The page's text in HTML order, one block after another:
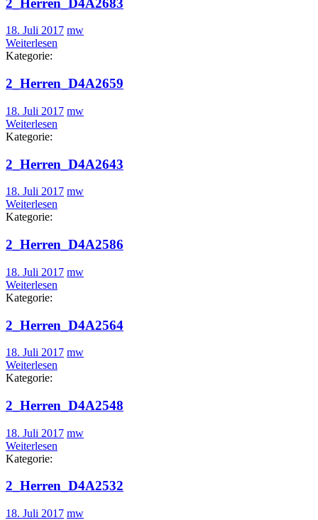
2_Herren_D4A2683
18. Juli 2017 mw
Weiterlesen
Kategorie:
2_Herren_D4A2659
18. Juli 2017 mw
Weiterlesen
Kategorie:
2_Herren_D4A2643
18. Juli 2017 mw
Weiterlesen
Kategorie:
2_Herren_D4A2586
18. Juli 2017 mw
Weiterlesen
Kategorie:
2_Herren_D4A2564
18. Juli 2017 mw
Weiterlesen
Kategorie:
2_Herren_D4A2548
18. Juli 2017 mw
Weiterlesen
Kategorie:
2_Herren_D4A2532
18. Juli 2017 mw